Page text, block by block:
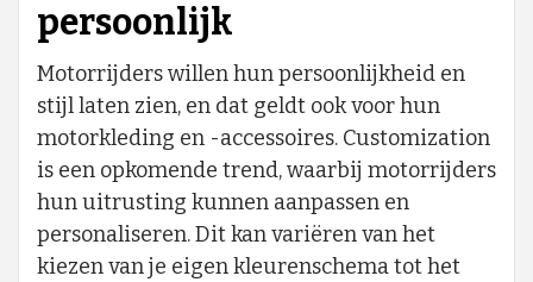
persoonlijk
Motorrijders willen hun persoonlijkheid en
stijl laten zien, en dat geldt ook voor hun
motorkleding en -accessoires. Customization
is een opkomende trend, waarbij motorrijders
hun uitrusting kunnen aanpassen en
personaliseren. Dit kan variëren van het
kiezen van je eigen kleurenschema tot het